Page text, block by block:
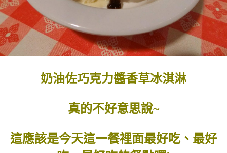
奶油佐巧克力醬香草冰淇淋
真的不好意思說~
這應該是今天這一餐裡面最好吃、最好